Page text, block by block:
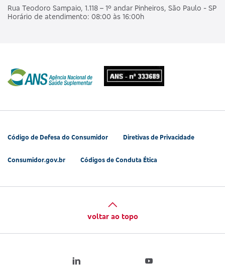
Rua Teodoro Sampaio, 1.118 – 1º andar Pinheiros, São Paulo - SP
Horário de atendimento: 08:00 às 16:00h
Código de Defesa do Consumidor Diretivas de Privacidade
Consumidor.gov.br Códigos de Conduta Ética
voltar ao topo